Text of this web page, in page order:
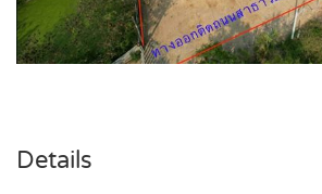
Details